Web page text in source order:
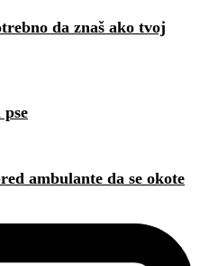
da znaš ako tvoj
ambulante da se okote